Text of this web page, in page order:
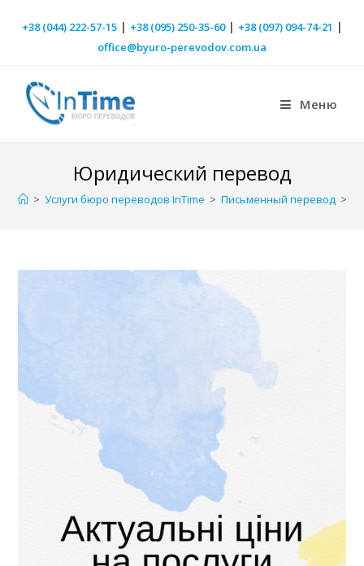
+38 (044) 222-57-15| +38 (095) 250-35-60| +38 (097) 094-74-21 |
office@byuro-perevodov.com.ua
Меню
Юридический перевод
> Услуги бюро переводов InTime > Письменный перевод >